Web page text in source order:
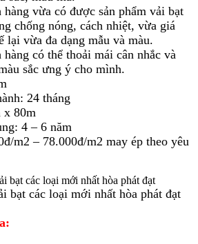
hàng vừa có được sản phẩm vải bạt
chống nóng, cách nhiệt, vừa giá
lại vừa đa dạng mẫu và màu.
có thể thoải mái cân nhắc và
sắc ưng ý cho mình.
24 tháng
x 80m
4 – 6 năm
m2 – 78.000đ/m2 may ép theo yêu
bạt các loại mới nhất hòa phát đạt